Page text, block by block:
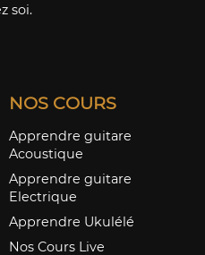
soi.
NOS COURS
Apprendre guitare
Acoustique
Apprendre guitare
Electrique
Apprendre Ukulélé
Nos Cours Live